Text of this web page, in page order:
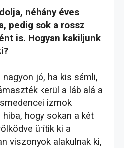
néhány éves
pedig sok a rossz
is. Hogyan kakiljunk
jó, ha kis sámli,
kerül a láb alá a
izmok
hiba, hogy sokan a két
ürítik ki a
viszonyok alakulnak ki,